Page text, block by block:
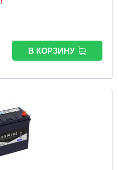
В КОРЗИНУ